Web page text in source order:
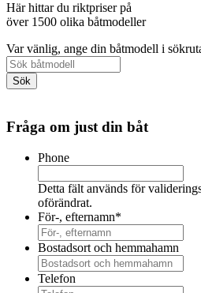
Här hittar du riktpriser på
över 1500 olika båtmodeller
Var vänlig, ange din båtmodell i
Fråga om just din båt
Phone
Detta fält används för
oförändrat.
För-, efternamn*
Bostadsort och hemmahamn
Telefon